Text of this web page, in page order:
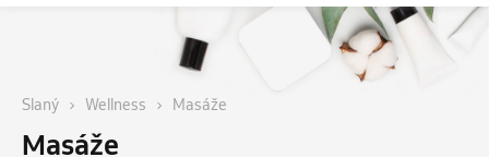
Slaný Wellness Masáže
Masáže